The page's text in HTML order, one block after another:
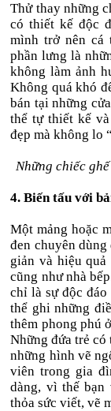
Thử thay những
có thiết kế độc
mình trở nên cá
phần lưng là
không làm ảnh
Không quá khó
bán tại những
thể tự thiết kế
đẹp mà không lo
Những chiếc
4. Biến tấu với
Một mảng hoặc
đen chuyên
giản và hiệu
cũng như nhà
chỉ là sự độc
thể ghi những
thêm phong phú
Những đứa trẻ
những hình vẽ
viên trong gia
dàng, vì thế
thỏa sức viết, vẽ